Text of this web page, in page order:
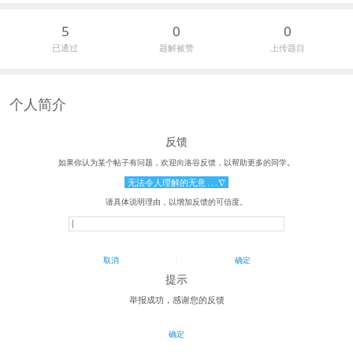
5
已通过
0
题解被赞
0
上传题目
个人简介
\large\bold{\text{反馈}}
反馈
\small\text{如果你认为某个帖子有问题，欢
如果你认为某个帖子有问题，欢迎向洛谷反馈，以帮助更多的同学。
\colorbox{#3bb4f2}{\color{white}无法令
无法令人理解的无意 …∇
\small\text{请具体说明理由，以增加反馈的
请具体说明理由，以增加反馈的可信度。
\small\color{#0e90d2}\text{取消
取消 确定
\large\bold{\text{提示}}
提示
\text{举报成功，感谢您的反馈}
举报成功，感谢您的反馈
\small\color{#0e90d2}\text{确定}
确定